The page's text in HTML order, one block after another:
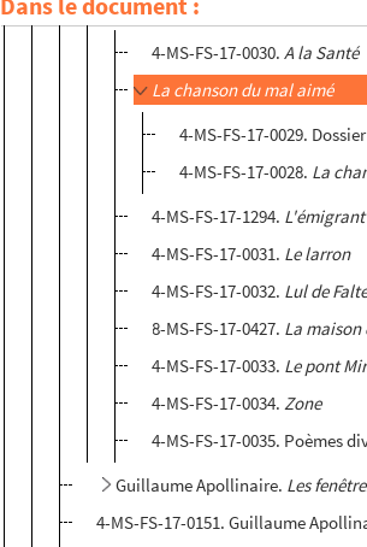
Poèmes contenus dans
4-MS-FS-17-0030.A la Santé
La chanson du mal aimé
4-MS-FS-17-0029.
4-MS-FS-17-0028. La
4-MS-FS-17-1294.
4-MS-FS-17-0031. Le larron
4-MS-FS-17-0032. Lul de
8-MS-FS-17-0427. La maison
4-MS-FS-17-0033. Le pont
4-MS-FS-17-0034.Zone
4-MS-FS-17-0035. Poèmes
Guillaume Apollinaire. Les
4-MS-FS-17-0151. Guillaume